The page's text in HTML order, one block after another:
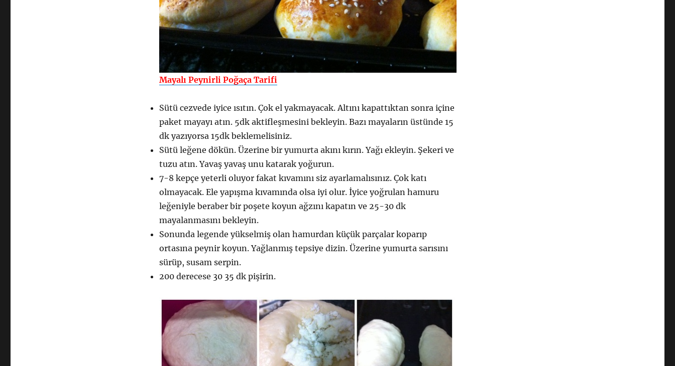
Mayalı Peynirli Poğaça Tarifi
Sütü cezvede iyice ısıtın. Çok el yakmayacak. Altını kapattıktan sonra içine
paket mayayı atın. 5dk aktifleşmesini bekleyin. Bazı mayaların üstünde 15
dk yazıyorsa 15dk beklemelisiniz.
Sütü leğene dökün. Üzerine bir yumurta akını kırın. Yağı ekleyin. Şekeri ve
tuzu atın. Yavaş yavaş unu katarak yoğurun.
7-8 kepçe yeterli oluyor fakat kıvamını siz ayarlamalısınız. Çok katı
olmayacak. Ele yapışma kıvamında olsa iyi olur. İyice yoğrulan hamuru
leğeniyle beraber bir poşete koyun ağzını kapatın ve 25-30 dk
mayalanmasını bekleyin.
Sonunda legende yükselmiş olan hamurdan küçük parçalar koparıp
ortasına peynir koyun. Yağlanmış tepsiye dizin. Üzerine yumurta sarısını
sürüp, susam serpin.
200 derecese 30 35 dk pişirin.